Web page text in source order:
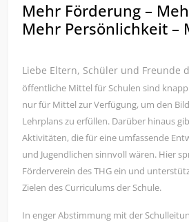
Mehr Förderung –
Mehr Persönlichkeit –
Liebe Eltern, Schüler und Freunde
öffentliche Mittel für Schulen sind
nur für Mittel zur Verfügung, um den
Lehrplans zu erfüllen. Darüber hinaus
Aktivitäten, die für eine umfassende
und Jugendlichen sinnvoll wären. Hier
Förderverein des THG ein und
Zielen des Curriculums der Schule.
In enger Abstimmung mit der